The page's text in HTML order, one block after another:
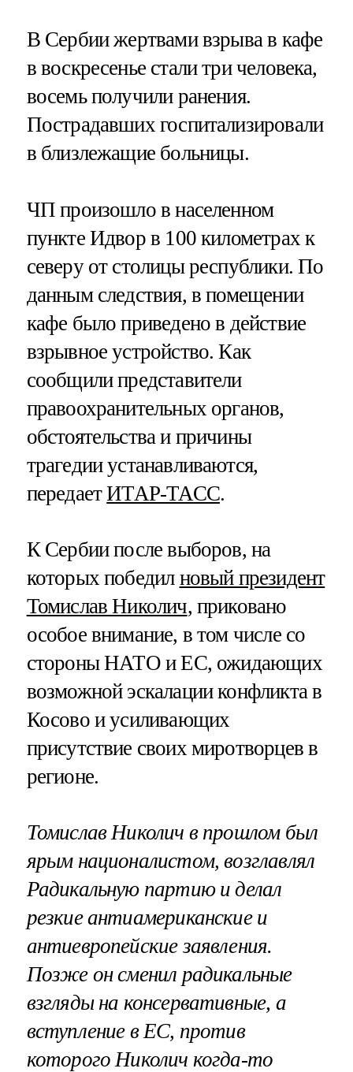
В Сербии жертвами взрыва в кафе
в воскресенье стали три человека,
восемь получили ранения.
Пострадавших госпитализировали
в близлежащие больницы.
ЧП произошло в населенном
пункте Идвор в 100 километрах к
северу от столицы республики. По
данным следствия, в помещении
кафе было приведено в действие
взрывное устройство. Как
сообщили представители
правоохранительных органов,
обстоятельства и причины
трагедии устанавливаются,
передаетИТАР-ТАСС.
К Сербии после выборов, на
которых победил новый президент
Томислав Николич, приковано
особое внимание, в том числе со
стороны НАТО и ЕС, ожидающих
возможной эскалации конфликта в
Косово и усиливающих
присутствие своих миротворцев в
регионе.
Томислав Николич в прошлом был
ярым националистом, возглавлял
Радикальную партию и делал
резкие антиамериканские и
антиевропейские заявления.
Позже он сменил радикальные
взгляды на консервативные, а
вступление в ЕС, против
которого Николич когда-то